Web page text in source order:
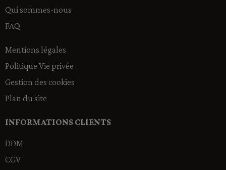
Qui sommes-nous
FAQ
Mentions légales
Politique Vie privée
Gestion des cookies
Plan du site
INFORMATIONS CLIENTS
DDM
CGV